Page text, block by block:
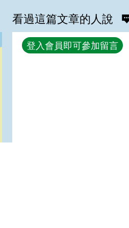
看過這篇文章的人說
回覆
登入會員即可參加留言